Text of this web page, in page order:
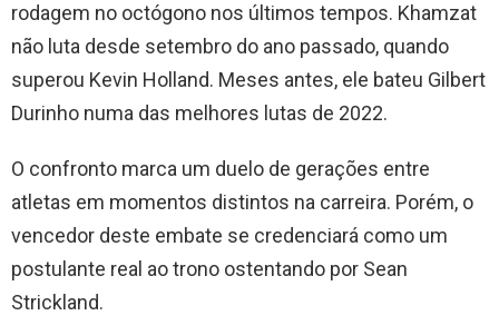
rodagem no octógono nos últimos tempos. Khamzat
não luta desde setembro do ano passado, quando
superou Kevin Holland. Meses antes, ele bateu Gilbert
Durinho numa das melhores lutas de 2022.
O confronto marca um duelo de gerações entre
atletas em momentos distintos na carreira. Porém, o
vencedor deste embate se credenciará como um
postulante real ao trono ostentando por Sean
Strickland.